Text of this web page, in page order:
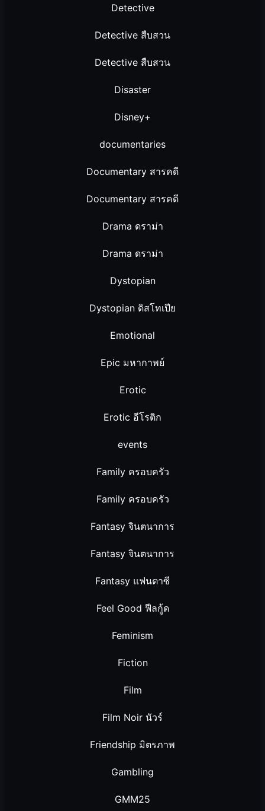
Detective
Detective สืบสวน
Detective สืบสวน
Disaster
Disney+
documentaries
Documentary สารคดี
Documentary สารคดี
Drama ดราม่า
Drama ดราม่า
Dystopian
Dystopian ดิสโทเปีย
Emotional
Epic มหากาพย์
Erotic
Erotic อีโรติก
events
Family ครอบครัว
Family ครอบครัว
Fantasy จินตนาการ
Fantasy จินตนาการ
Fantasy แฟนตาซี
Feel Good ฟีลกู้ด
Feminism
Fiction
Film
Film Noir นัวร์
Friendship มิตรภาพ
Gambling
GMM25